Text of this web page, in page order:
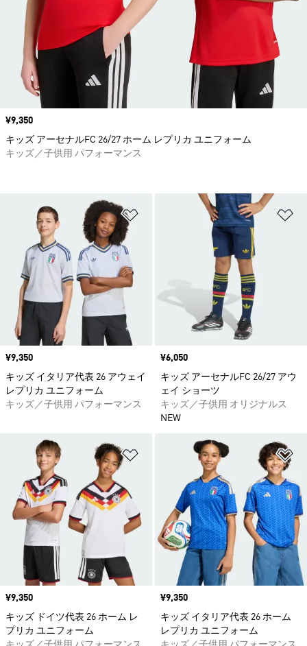
ほしいものリストに追加
価格
¥9,350
キッズ イタリア代表 26 アウェイ
レプリカ ユニフォーム
キッズ／子供用 パフォーマンス
価格
¥6,050
キッズ アーセナルFC 26/27 アウ
ェイ ショーツ
キッズ／子供用 オリジナルス
NEW
ほしいものリストに追加
価格
¥9,350
キッズ ドイツ代表 26 ホーム レ
プリカ ユニフォーム
価格
¥9,350
キッズ イタリア代表 26 ホーム
レプリカ ユニフォーム
価格
¥9,350
キッズ アーセナルFC 26/27 ホーム レプリカ ユニフォーム
キッズ／子供用 パフォーマンス